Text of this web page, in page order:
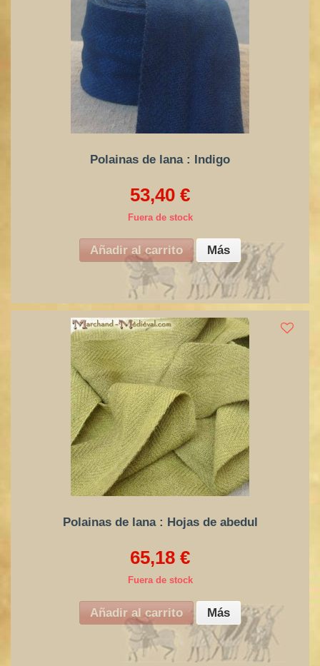
Polainas de lana : Indigo
53,40 €
Fuera de stock
Añadir al carrito Más
Polainas de lana : Hojas de abedul
65,18 €
Fuera de stock
Añadir al carrito Más